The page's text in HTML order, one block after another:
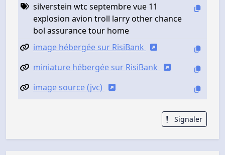
silverstein wtc septembre vue 11
explosion avion troll larry other chance
bol assurance tour home
image hébergée sur RisiBank
miniature hébergée sur RisiBank
image source (jvc)
Signaler